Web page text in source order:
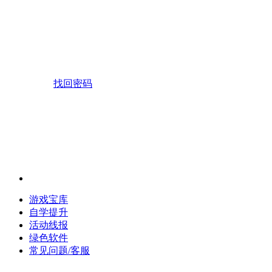
找回密码
游戏宝库
自学提升
活动线报
绿色软件
常见问题/客服